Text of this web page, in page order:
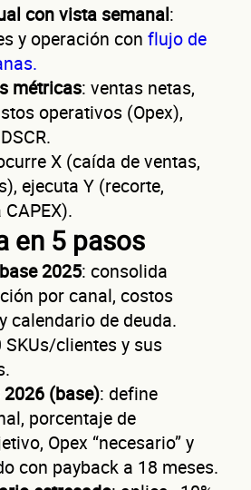
con vista semanal:
y operación con flujo de
métricas: ventas netas,
operativos (Opex),
X (caída de ventas,
ejecuta Y (recorte,
en 5 pasos
2025: consolida
por canal, costos
calendario de deuda.
clientes y sus
(base): define
porcentaje de
Opex “necesario” y
con payback a 18 meses.